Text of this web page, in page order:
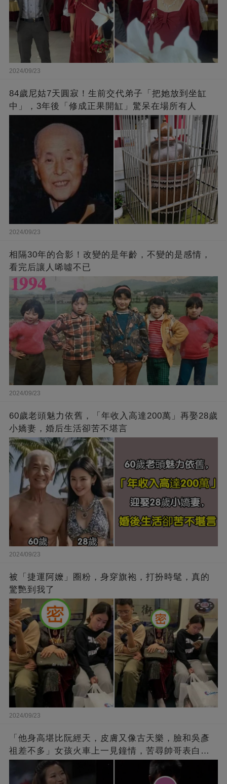
2024/09/23
84歲尼姑7天圓寂！生前交代弟子「把她放到坐缸
中」，3年後「修成正果開缸」驚呆在場所有人
2024/09/23
相隔30年的合影！改變的是年齡，不變的是感情，
看完后讓人唏噓不已
2024/09/23
60歲老頭魅力依舊，「年收入高達200萬」再娶28歲
小嬌妻，婚后生活卻苦不堪言
2024/09/23
被「捷運阿嬤」圈粉，身穿旗袍，打扮時髦，真的
驚艷到我了
2024/09/23
「他身高堪比阮經天，皮膚又像古天樂，臉和吳彥
祖差不多」女孩火車上一見鐘情，苦尋帥哥表白，
最后卻尷尬不已